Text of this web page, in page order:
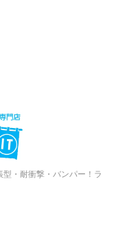
・耐衝撃・バンパー！ラ